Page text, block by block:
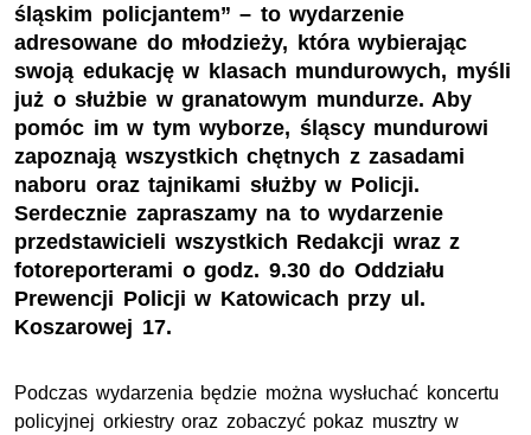
śląskim policjantem” – to wydarzenie
adresowane do młodzieży, która wybierając
swoją edukację w klasach mundurowych, myśli
już o służbie w granatowym mundurze. Aby
pomóc im w tym wyborze, śląscy mundurowi
zapoznają wszystkich chętnych z zasadami
naboru oraz tajnikami służby w Policji.
Serdecznie zapraszamy na to wydarzenie
przedstawicieli wszystkich Redakcji wraz z
fotoreporterami o godz. 9.30 do Oddziału
Prewencji Policji w Katowicach przy ul.
Koszarowej 17.
Podczas wydarzenia będzie można wysłuchać koncertu
policyjnej orkiestry oraz zobaczyć pokaz musztry w